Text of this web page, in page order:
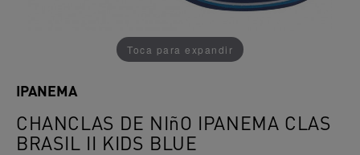
Toca para expandir
CHANCLAS DE NIñO IPANEMA CLAS
BRASIL II KIDS BLUE
IPANEMA